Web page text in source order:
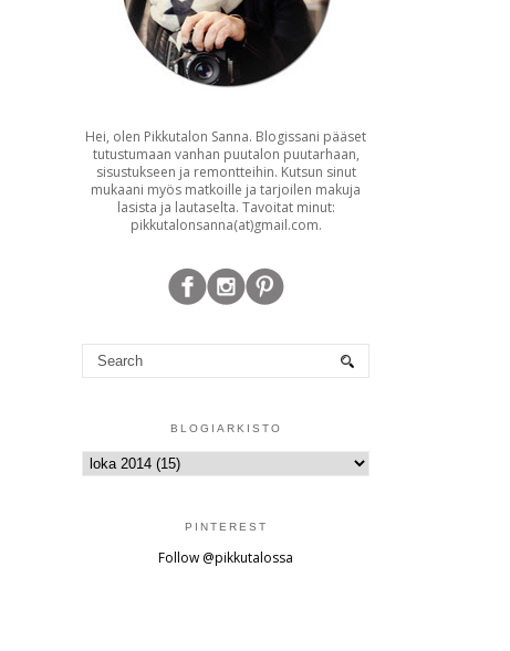
Hei, olen Pikkutalon Sanna. Blogissani pääset
tutustumaan vanhan puutalon puutarhaan,
sisustukseen ja remontteihin. Kutsun sinut
mukaani myös matkoille ja tarjoilen makuja
lasista ja lautaselta. Tavoitat minut:
pikkutalonsanna(at)gmail.com.
BLOGIARKISTO
PINTEREST
Follow @pikkutalossa